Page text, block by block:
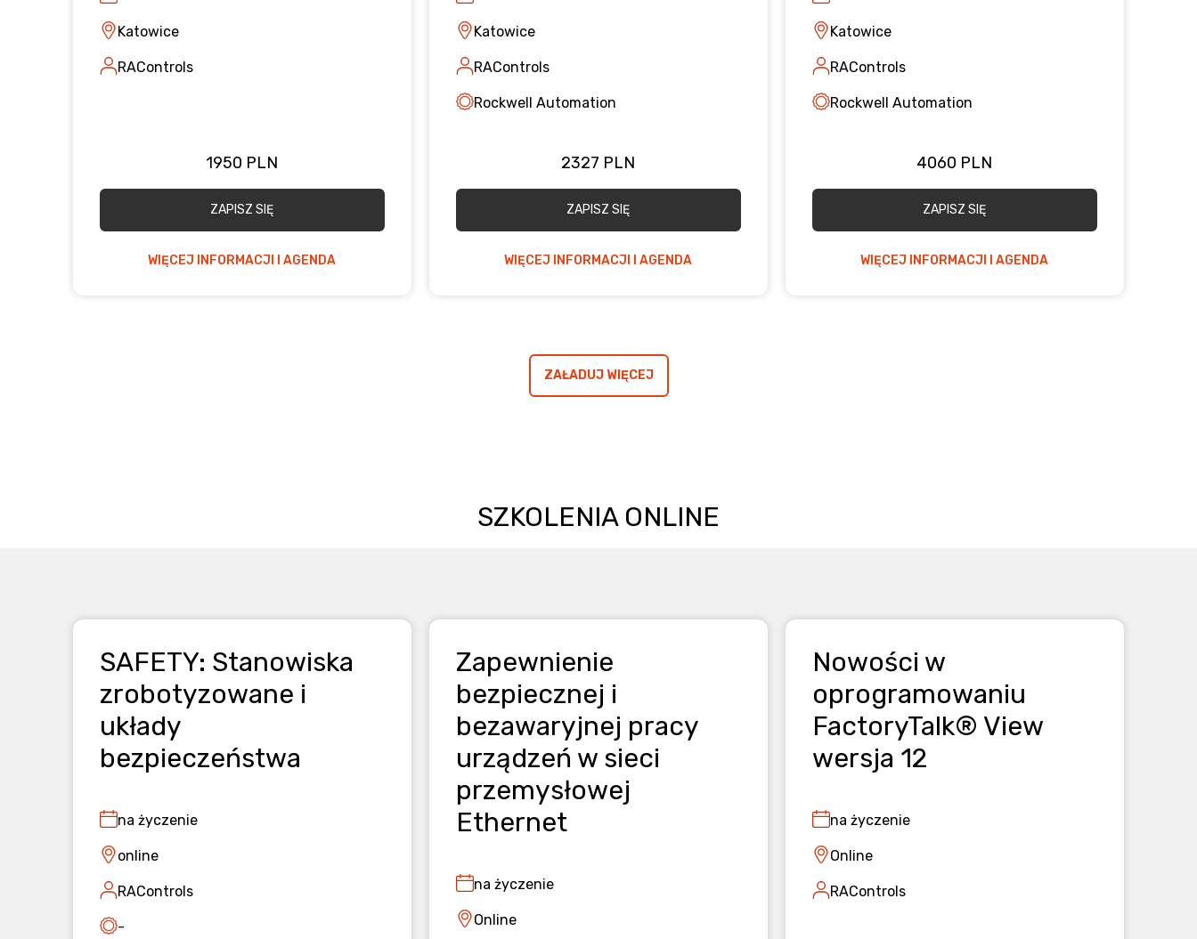
Katowice
RAControls
1950 PLN
ZAPISZ SIĘ
WIĘCEJ INFORMACJI I AGENDA
Katowice
RAControls
Rockwell Automation
2327 PLN
ZAPISZ SIĘ
WIĘCEJ INFORMACJI I AGENDA
Katowice
RAControls
Rockwell Automation
4060 PLN
ZAPISZ SIĘ
WIĘCEJ INFORMACJI I AGENDA
ZAŁADUJ WIĘCEJ
SZKOLENIA ONLINE
SAFETY: Stanowiska
zrobotyzowane i
układy
bezpieczeństwa
na życzenie
online
RAControls
-
Zapewnienie
bezpiecznej i
bezawaryjnej pracy
urządzeń w sieci
przemysłowej
Ethernet
na życzenie
Online
Nowości w
oprogramowaniu
FactoryTalk® View
wersja 12
na życzenie
Online
RAControls